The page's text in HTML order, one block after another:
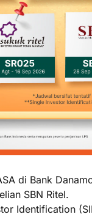
di Bank
SBN Ritel.
Identification